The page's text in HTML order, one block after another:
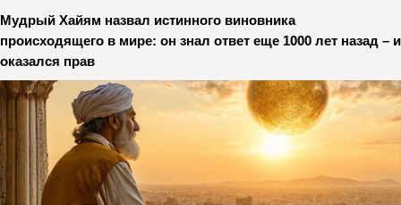
Мудрый Хайям назвал истинного виновника
происходящего в мире: он знал ответ еще 1000 лет назад – и
оказался прав